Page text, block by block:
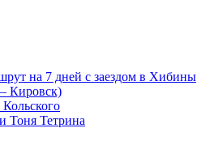
на 7 дней с заездом в Хибины
Кировск)
Тоня Тетрина